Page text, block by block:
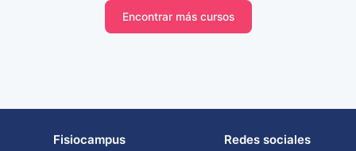
Encontrar más cursos
Fisiocampus Redes sociales